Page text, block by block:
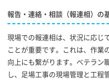
報告・連絡・相談（報連相）の
現場での報連相は、状況に応じ
ことが重要です。これは、作業
向上にも繋がります。ベテラン
し、足場工事の現場管理と工程